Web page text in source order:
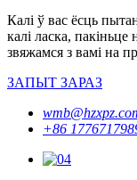
Калі ў вас ёсць
калі ласка,
звяжамся з вамі на
ЗАПЫТ ЗАРАЗ
+86